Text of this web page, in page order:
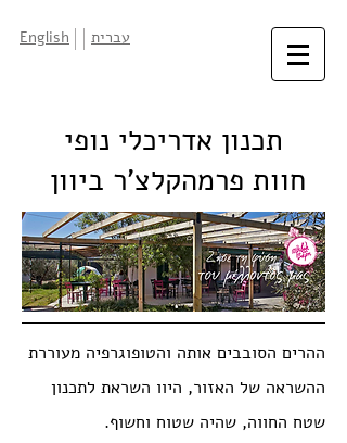
English עברית
תכנון אדריכלי נופי
חוות פרמהקלצ'ר ביוון
ההרים הסובבים אותה והטופוגרפיה מעוררת
ההשראה של האזור, היוו השראת לתכנון
שטח החווה, שהיה שטוח וחשוף.